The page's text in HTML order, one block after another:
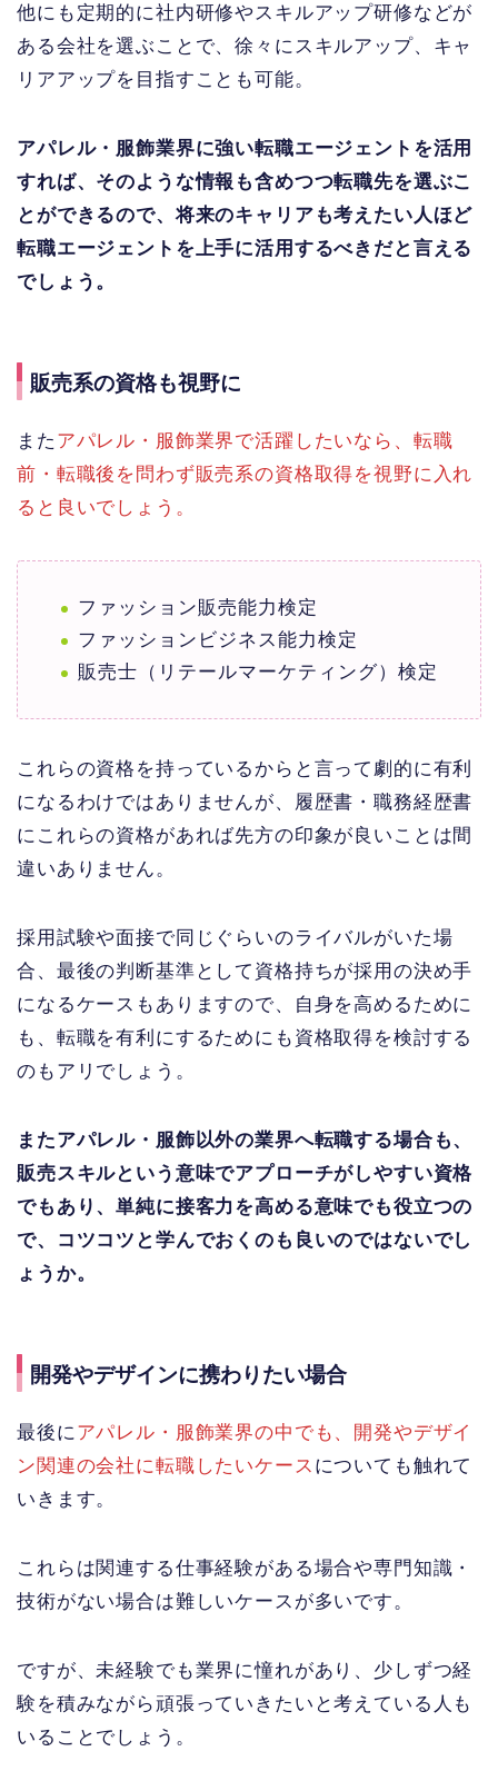
他にも定期的に社内研修やスキルアップ研修などが
ある会社を選ぶことで、徐々にスキルアップ、キャ
リアアップを目指すことも可能。
アパレル・服飾業界に強い転職エージェントを活用
すれば、そのような情報も含めつつ転職先を選ぶこ
とができるので、将来のキャリアも考えたい人ほど
転職エージェントを上手に活用するべきだと言える
でしょう。
販売系の資格も視野に
また アパレル・服飾業界で活躍したいなら、転職
前・転職後を問わず販売系の資格取得を視野に入れ
ると良いでしょう。
ファッション販売能力検定
ファッションビジネス能力検定
販売士（リテールマーケティング）検定
これらの資格を持っているからと言って劇的に有利
になるわけではありませんが、履歴書・職務経歴書
にこれらの資格があれば先方の印象が良いことは間
違いありません。
採用試験や面接で同じぐらいのライバルがいた場
合、最後の判断基準として資格持ちが採用の決め手
になるケースもありますので、自身を高めるために
も、転職を有利にするためにも資格取得を検討する
のもアリでしょう。
またアパレル・服飾以外の業界へ転職する場合も、
販売スキルという意味でアプローチがしやすい資格
でもあり、単純に接客力を高める意味でも役立つの
で、コツコツと学んでおくのも良いのではないでし
ょうか。
開発やデザインに携わりたい場合
最後にアパレル・服飾業界の中でも、開発やデザイ
ン関連の会社に転職したいケース についても触れて
いきます。
これらは関連する仕事経験がある場合や専門知識・
技術がない場合は難しいケースが多いです。
ですが、未経験でも業界に憧れがあり、少しずつ経
験を積みながら頑張っていきたいと考えている人も
いることでしょう。